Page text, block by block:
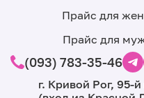
Прайс для
Прайс для
(093) 783-35-46
г. Кривой Рог, 95-